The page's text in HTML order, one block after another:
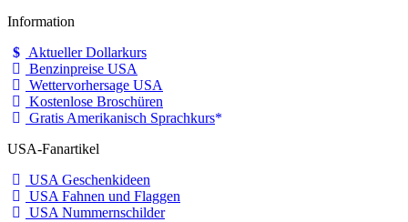
Information
Aktueller Dollarkurs
Benzinpreise USA
Wettervorhersage USA
Kostenlose Broschüren
Gratis Amerikanisch Sprachkurs
USA-Fanartikel
USA Geschenkideen
USA Fahnen und Flaggen
USA Nummernschilder